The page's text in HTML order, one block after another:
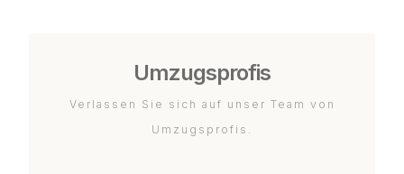
Umzugsprofis
Verlassen Sie sich auf unser Team von
Umzugsprofis.